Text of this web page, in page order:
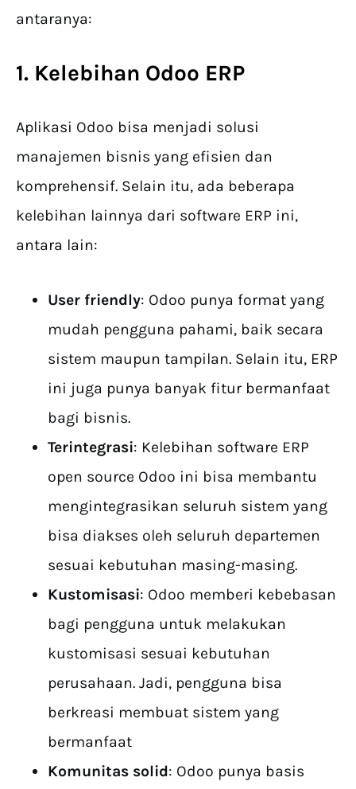
antaranya:
1. Kelebihan Odoo ERP
Aplikasi Odoo bisa menjadi solusi
manajemen bisnis yang efisien dan
komprehensif. Selain itu, ada beberapa
kelebihan lainnya dari software ERP ini,
antara lain:
User friendly: Odoo punya format yang
mudah pengguna pahami, baik secara
sistem maupun tampilan. Selain itu, ERP
ini juga punya banyak fitur bermanfaat
bagi bisnis.
Terintegrasi: Kelebihan software ERP
open source Odoo ini bisa membantu
mengintegrasikan seluruh sistem yang
bisa diakses oleh seluruh departemen
sesuai kebutuhan masing-masing.
Kustomisasi: Odoo memberi kebebasan
bagi pengguna untuk melakukan
kustomisasi sesuai kebutuhan
perusahaan. Jadi, pengguna bisa
berkreasi membuat sistem yang
bermanfaat
Komunitas solid: Odoo punya basis